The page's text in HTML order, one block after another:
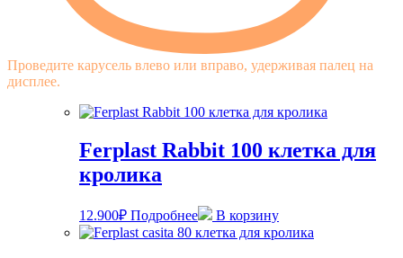
Проведите карусель влево или вправо, удерживая палец на
дисплее.
Ferplast Rabbit 100 клетка для
кролика
12.900₽ Подробнее В корзину